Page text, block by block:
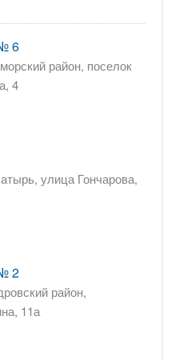
6
район, поселок
4
улица Гончарова,
2
район,
11а